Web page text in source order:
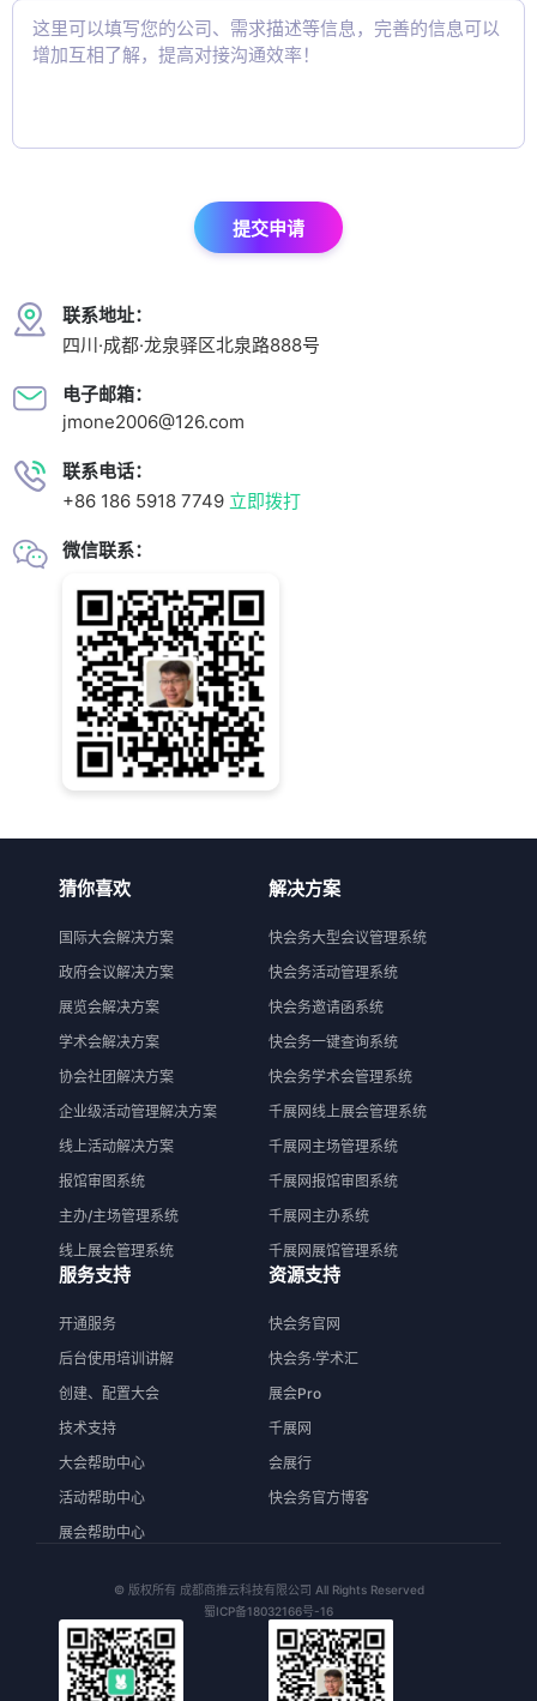
联系地址：
四川·成都·龙泉驿区北泉路888号
电子邮箱：
jmone2006@126.com
联系电话：
+86 186 5918 7749 立即拨打
微信联系：
提交申请
猜你喜欢
国际大会解决方案
政府会议解决方案
展览会解决方案
学术会解决方案
协会社团解决方案
企业级活动管理解决方案
线上活动解决方案
报馆审图系统
主办/主场管理系统
线上展会管理系统
解决方案
快会务大型会议管理系统
快会务活动管理系统
快会务邀请函系统
快会务一键查询系统
快会务学术会管理系统
千展网线上展会管理系统
千展网主场管理系统
千展网报馆审图系统
千展网主办系统
千展网展馆管理系统
服务支持
开通服务
后台使用培训讲解
创建、配置大会
技术支持
大会帮助中心
活动帮助中心
展会帮助中心
资源支持
快会务官网
快会务·学术汇
展会Pro
千展网
会展行
快会务官方博客
© 版权所有 成都商推云科技有限公司 All Rights Reserved
蜀ICP备18032166号-16